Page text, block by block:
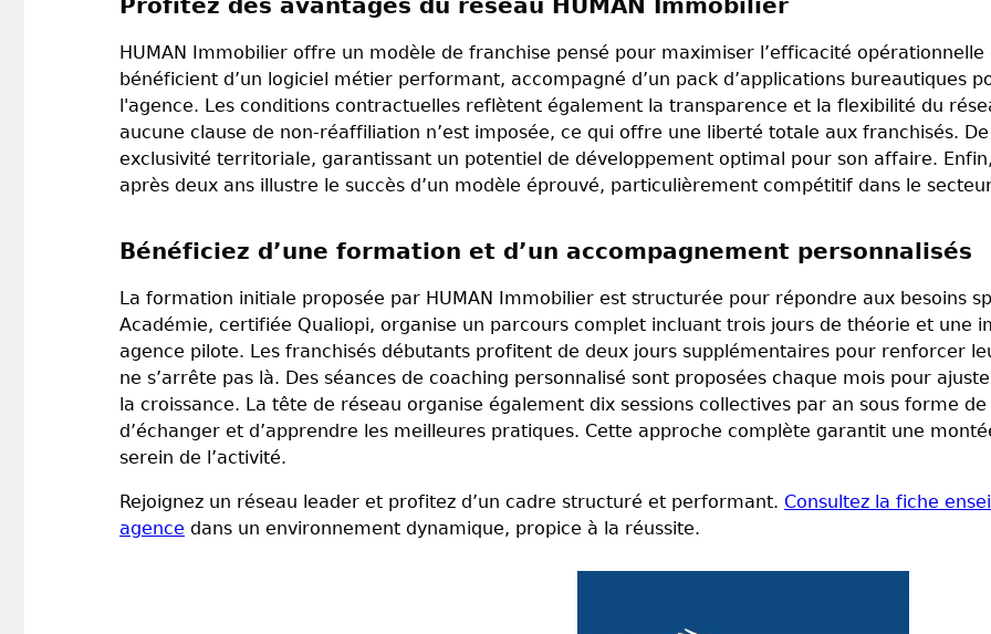
HUMAN Immobilier offre un modèle de franchise pensé pour maximiser l’efficacité
bénéficient d’un logiciel métier performant, accompagné d’un pack d’applications bureautiques
l'agence. Les conditions contractuelles reflètent également la transparence et la flexibilité du
aucune clause de non-réaffiliation n’est imposée, ce qui offre une liberté totale aux franchisés.
exclusivité territoriale, garantissant un potentiel de développement optimal pour son affaire.
après deux ans illustre le succès d’un modèle éprouvé, particulièrement compétitif dans le
Bénéficiez d’une formation et d’un accompagnement personnalisés
La formation initiale proposée par HUMAN Immobilier est structurée pour répondre aux besoins
Académie, certifiée Qualiopi, organise un parcours complet incluant trois jours de théorie et une
agence pilote. Les franchisés débutants profitent de deux jours supplémentaires pour renforcer
ne s’arrête pas là. Des séances de coaching personnalisé sont proposées chaque mois pour
la croissance. La tête de réseau organise également dix sessions collectives par an sous forme
d’échanger et d’apprendre les meilleures pratiques. Cette approche complète garantit une
serein de l’activité.
Rejoignez un réseau leader et profitez d’un cadre structuré et performant. Consultez la fiche
agence dans un environnement dynamique, propice à la réussite.